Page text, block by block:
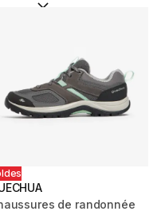
de randonnée